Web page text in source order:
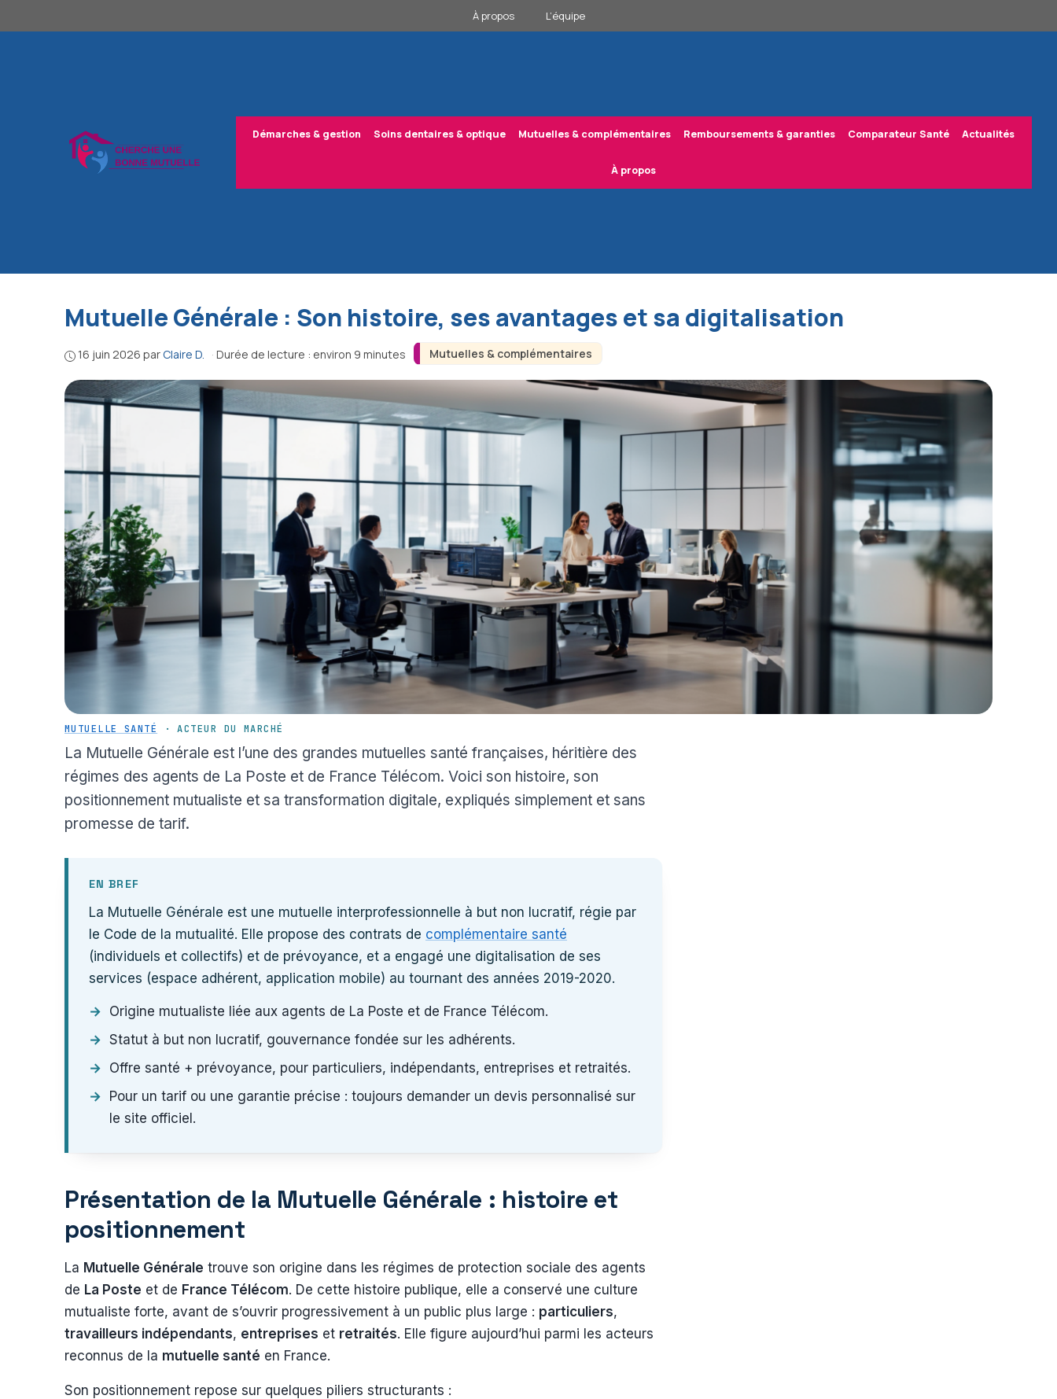
au
À propos L’équipe
Démarches & gestion Soins dentaires & optique Mutuelles & complémentaires Remboursements & garanties Comparateur Santé Actualités
À propos
Mutuelles & complémentaires
Mutuelle Générale : Son histoire, ses avantages et sa digitalisation
16 juin 2026 par Claire D. · Durée de lecture : environ 9 minutes
MUTUELLE SANTÉ · ACTEUR DU MARCHÉ
La Mutuelle Générale est l’une des grandes mutuelles santé françaises, héritière des
régimes des agents de La Poste et de France Télécom. Voici son histoire, son
positionnement mutualiste et sa transformation digitale, expliqués simplement et sans
promesse de tarif.
EN BREF
La Mutuelle Générale est une mutuelle interprofessionnelle à but non lucratif, régie par
le Code de la mutualité. Elle propose des contrats de complémentaire santé
(individuels et collectifs) et de prévoyance, et a engagé une digitalisation de ses
services (espace adhérent, application mobile) au tournant des années 2019-2020.
Origine mutualiste liée aux agents de La Poste et de France Télécom.
Statut à but non lucratif, gouvernance fondée sur les adhérents.
Offre santé + prévoyance, pour particuliers, indépendants, entreprises et retraités.
Pour un tarif ou une garantie précise : toujours demander un devis personnalisé sur
le site officiel.
Présentation de la Mutuelle Générale : histoire et
positionnement
La Mutuelle Générale trouve son origine dans les régimes de protection sociale des agents
de La Poste et de France Télécom. De cette histoire publique, elle a conservé une culture
mutualiste forte, avant de s’ouvrir progressivement à un public plus large : particuliers,
travailleurs indépendants, entreprises et retraités. Elle figure aujourd’hui parmi les acteurs
reconnus de la mutuelle santé en France.
Son positionnement repose sur quelques piliers structurants :